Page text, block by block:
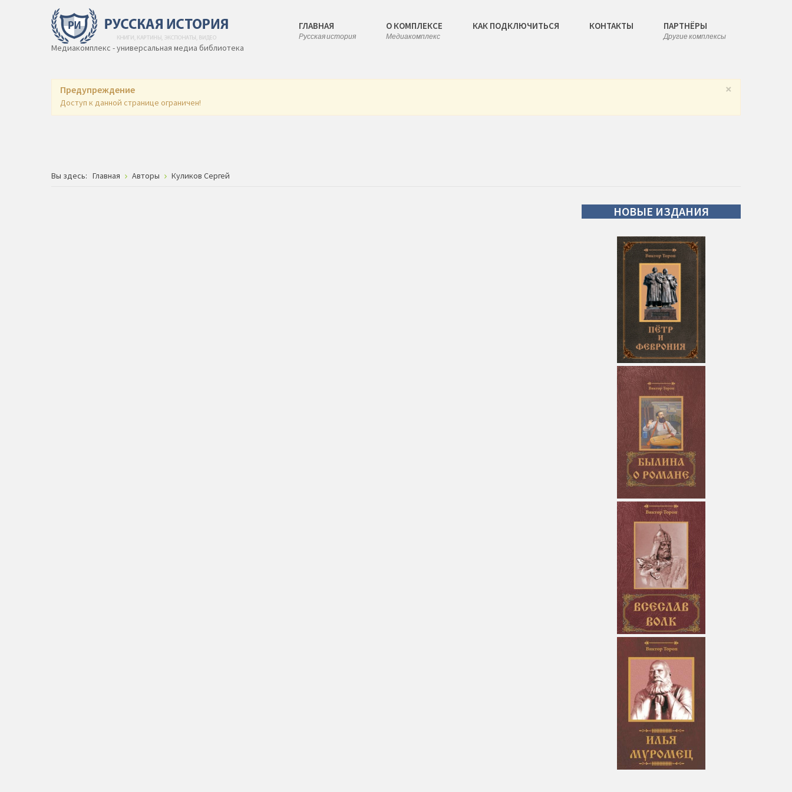
Медиакомплекс - универсальная медиа библиотека
ГЛАВНАЯ
Русская история
О КОМПЛЕКСЕ
Медиакомплекс
КАК ПОДКЛЮЧИТЬСЯ КОНТАКТЫ ПАРТНЁРЫ
Другие комплексы
×
Предупреждение
Доступ к данной странице ограничен!
Вы здесь: Главная Авторы Куликов Сергей
НОВЫЕ ИЗДАНИЯ